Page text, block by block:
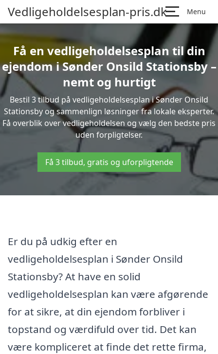
Vedligeholdelsesplan-pris.dk Menu
Få en vedligeholdelsesplan til din
ejendom i Sønder Onsild Stationsby –
nemt og hurtigt
Bestil 3 tilbud på vedligeholdelsesplan i Sønder Onsild
Stationsby og sammenlign løsninger fra lokale eksperter.
Få overblik over vedligeholdelsen og vælg den bedste pris
uden forpligtelser.
Få 3 tilbud, gratis og uforpligtende
Er du på udkig efter en
vedligeholdelsesplan i Sønder Onsild
Stationsby? At have en solid
vedligeholdelsesplan kan være afgørende
for at sikre, at din ejendom forbliver i
topstand og værdifuld over tid. Det kan
være kompliceret at finde det rette firma,